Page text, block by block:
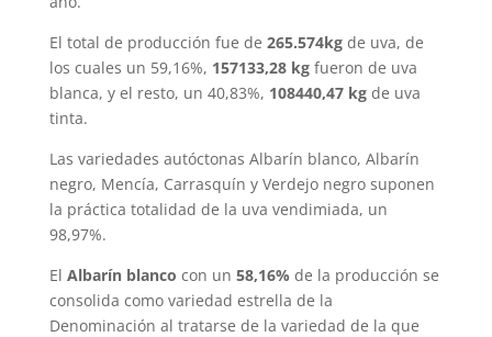
El total de producción fue de 265.574kgde uva, de
los cuales un 59,16%, 157133,28 kgfueron de uva
blanca, y el resto, un 40,83%, 108440,47 kgde uva
tinta.
Las variedades autóctonas Albarín blanco, Albarín
negro, Mencía, Carrasquín y Verdejo negro suponen
la práctica totalidad de la uva vendimiada, un
98,97%.
El Albarín blanco con un 58,16% de la producción se
consolida como variedad estrella de la
Denominación al tratarse de la variedad de la que